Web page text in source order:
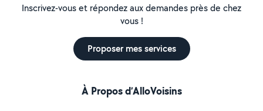
Inscrivez-vous et répondez aux demandes près de chez
vous !
Proposer mes services
À Propos d’AlloVoisins